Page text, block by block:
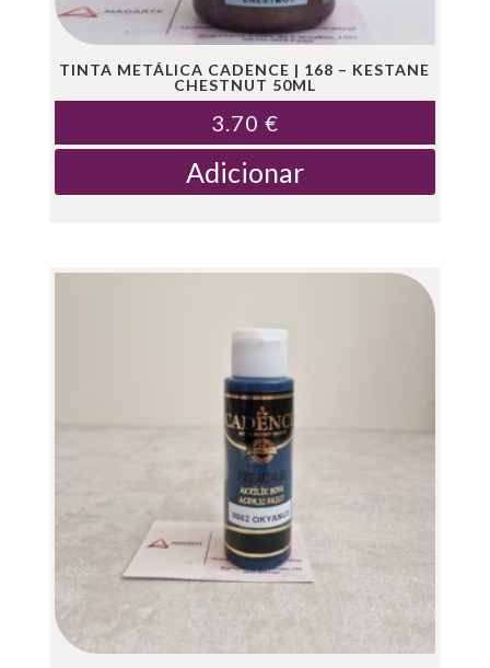
TINTA METÁLICA CADENCE | 168 – KESTANE
CHESTNUT 50ML
3.70 €
Adicionar